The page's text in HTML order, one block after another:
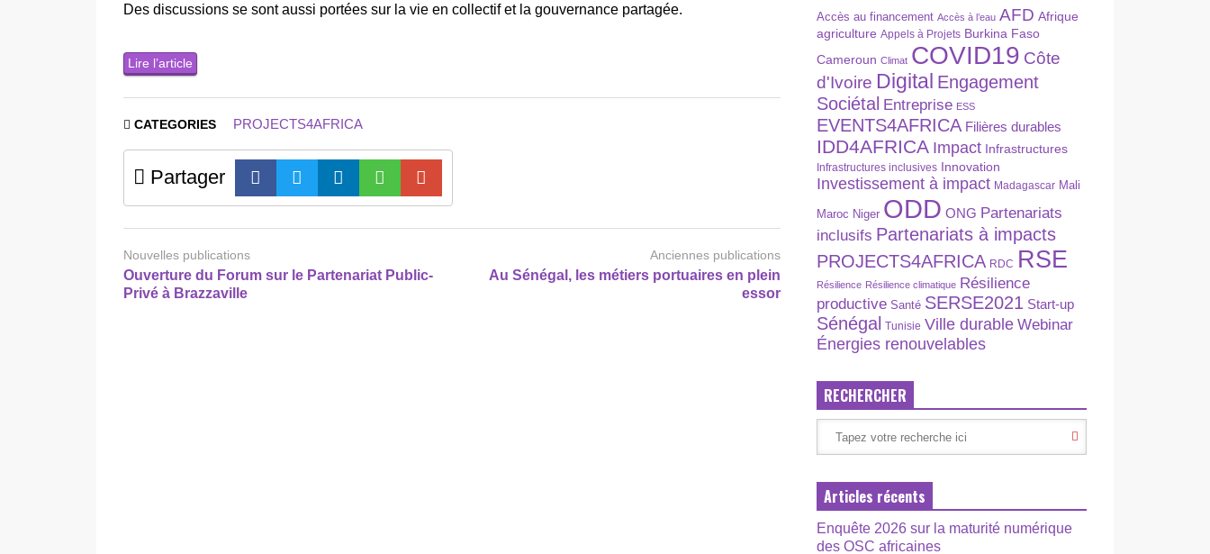
Des discussions se sont aussi portées sur la vie en collectif et la gouvernance partagée.
Lire l’article
CATEGORIES PROJECTS4AFRICA
Partager
Nouvelles publications
Ouverture du Forum sur le Partenariat Public-
Privé à Brazzaville
Anciennes publications
Au Sénégal, les métiers portuaires en plein
essor
Accès au financement Accès à l’eau AFD Afrique
agriculture Appels à Projets Burkina Faso
Cameroun Climat COVID19 Côte
d'Ivoire Digital Engagement
Sociétal Entreprise ESS
EVENTS4AFRICA Filières durables
IDD4AFRICA Impact Infrastructures
Infrastructures inclusives Innovation
Investissement à impact Madagascar Mali
Maroc Niger ODD ONG Partenariats
inclusifs Partenariats à impacts
PROJECTS4AFRICA RDC RSE
Résilience Résilience climatique Résilience
productive Santé SERSE2021 Start-up
Sénégal Tunisie Ville durable Webinar
Énergies renouvelables
RECHERCHER
Articles récents
Enquête 2026 sur la maturité numérique
des OSC africaines